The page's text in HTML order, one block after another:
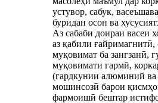
устувор, сабук,
буридан осон ва
Аз сабаби доираи васеи
аз қабили ғайримагнитӣ,
муқовимат ба зангзанӣ,
муқовимати гармӣ,
(гардкунии алюминий ва
мошинсозӣ барои
фармоишӣ бештар